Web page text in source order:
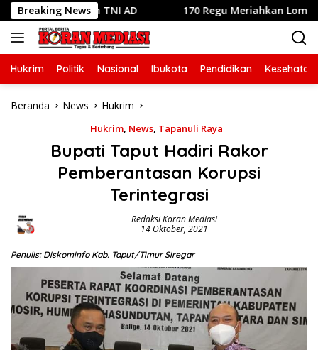
Langsung
ke
konten
Breaking News
TNI AD 170 Regu Meriahkan Lomba Gerak
Hukrim Politik Nasional Ibukota Pendidikan Kesehatan
Beranda News Hukrim
Hukrim, News, Tapanuli Raya
Bupati Taput Hadiri Rakor
Pemberantasan Korupsi
Terintegrasi
Redaksi Koran Mediasi
14 Oktober, 2021
Penulis: Diskominfo Kab. Taput/Timur Siregar